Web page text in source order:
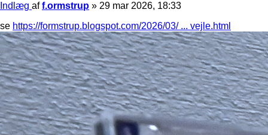
Indlæg aff.ormstrup » 29 mar 2026, 18:33
se https://formstrup.blogspot.com/2026/03/ ... vejle.html